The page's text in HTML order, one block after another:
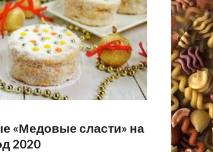
«Медовые сласти» на
2020